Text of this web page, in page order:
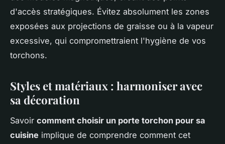
d'accès stratégiques. Évitez absolument les zones
exposées aux projections de graisse ou à la vapeur
excessive, qui compromettraient l'hygiène de vos
torchons.
Styles et matériaux : harmoniser avec
sa décoration
Savoir comment choisir un porte torchon pour sa
cuisine implique de comprendre comment cet